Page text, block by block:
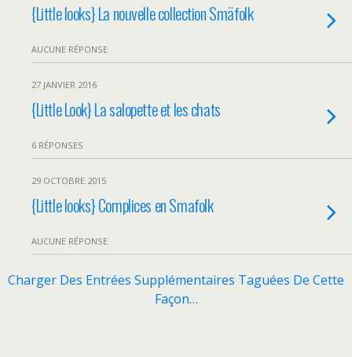
{Little looks} La nouvelle collection Smäfolk
AUCUNE RÉPONSE
27 JANVIER 2016
{Little Look} La salopette et les chats
6 RÉPONSES
29 OCTOBRE 2015
{Little looks} Complices en Smafolk
AUCUNE RÉPONSE
Charger Des Entrées Supplémentaires Taguées De Cette
Façon…